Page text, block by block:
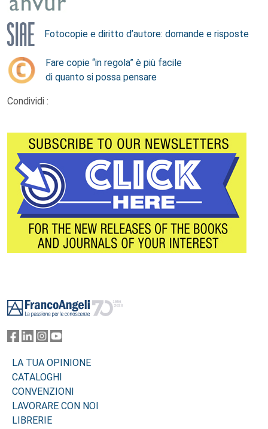
Fotocopie e diritto d’autore: domande e risposte
Fare copie “in regola” è più facile
di quanto si possa pensare
Condividi :
LA TUA OPINIONE
CATALOGHI
CONVENZIONI
LAVORARE CON NOI
LIBRERIE